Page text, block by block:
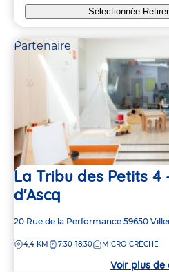
Sélectionnée Retirer
Partenaire
La Tribu des Petits 4
d'Ascq
Adresse
la
20 Rue de la Performance 59650
DISTANCE
4,4 KM 7:30-18:30 MICRO-CRÈCHE
Voir plus de